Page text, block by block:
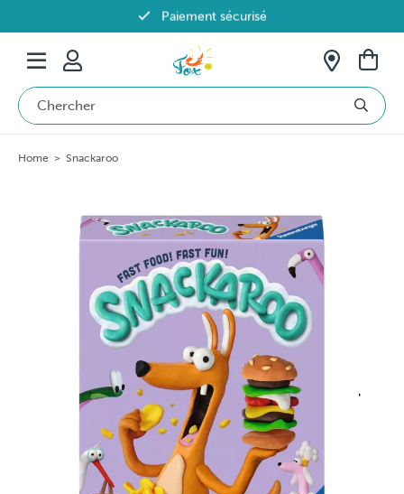
Paiement sécurisé
Livraison offerte dès 69€ en Belgique
Home > Snackaroo